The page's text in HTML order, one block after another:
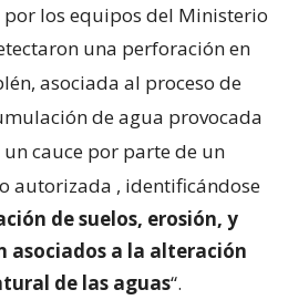
los equipos del Ministerio
una perforación en
asociada al proceso de
de agua provocada
cauce por parte de un
autorizada , identificándose
de suelos, erosión, y
asociados a la alteración
de las aguas“.